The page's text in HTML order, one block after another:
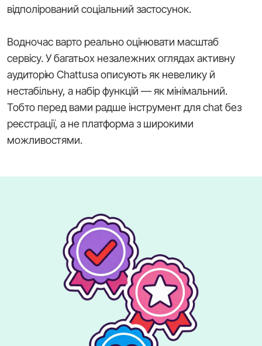
відполірований соціальний застосунок.
Водночас варто реально оцінювати масштаб
сервісу. У багатьох незалежних оглядах активну
аудиторію Chattusa описують як невелику й
нестабільну, а набір функцій — як мінімальний.
Тобто перед вами радше інструмент для chat без
реєстрації, а не платформа з широкими
можливостями.